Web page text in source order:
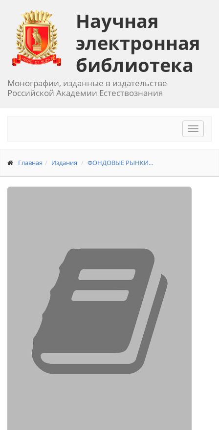
Научная
электронная
библиотека
Монографии, изданные в издательстве
Российской Академии Естествознания
Toggle
Главная Издания ФОНДОВЫЕ РЫНКИ...